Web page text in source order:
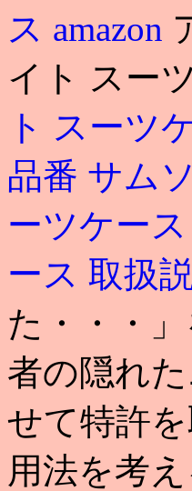
ス amazon
イト スー
ト スーツ
品番 サム
ーツケー
ース 取扱
た・・・
者の隠れ
せて特許
用法を考